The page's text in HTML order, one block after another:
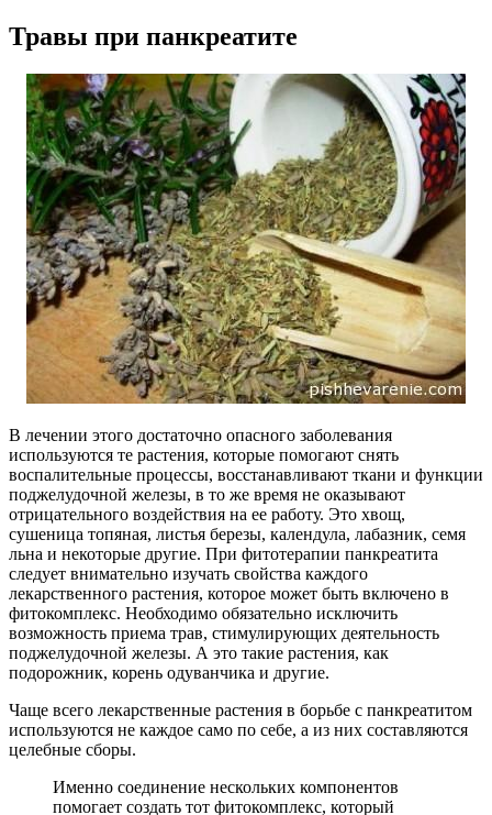
Травы при панкреатите
В лечении этого достаточно опасного заболевания
используются те растения, которые помогают снять
воспалительные процессы, восстанавливают ткани и функции
поджелудочной железы, в то же время не оказывают
отрицательного воздействия на ее работу. Это хвощ,
сушеница топяная, листья березы, календула, лабазник, семя
льна и некоторые другие. При фитотерапии панкреатита
следует внимательно изучать свойства каждого
лекарственного растения, которое может быть включено в
фитокомплекс. Необходимо обязательно исключить
возможность приема трав, стимулирующих деятельность
поджелудочной железы. А это такие растения, как
подорожник, корень одуванчика и другие.
Чаще всего лекарственные растения в борьбе с панкреатитом
используются не каждое само по себе, а из них составляются
целебные сборы.
Именно соединение нескольких компонентов
помогает создать тот фитокомплекс, который